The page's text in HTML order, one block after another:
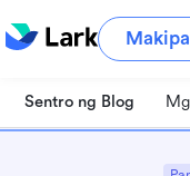
Sentro ng Blog